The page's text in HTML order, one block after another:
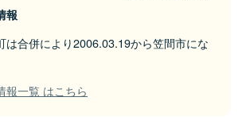
報
は合併により2006.03.19から笠間市にな
報一覧 はこちら